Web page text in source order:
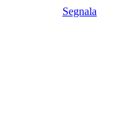
Segnala